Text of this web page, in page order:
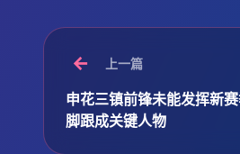
上一篇
申花三镇前锋未能发挥新
脚跟成关键人物